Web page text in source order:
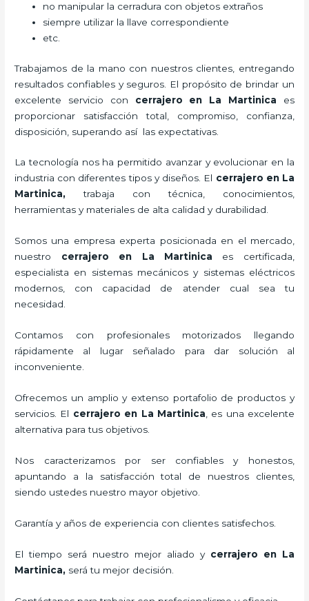
no manipular la cerradura con objetos extraños
siempre utilizar la llave correspondiente
etc.
Trabajamos de la mano con nuestros clientes, entregando
resultados confiables y seguros. El propósito de brindar un
excelente servicio con cerrajero en La Martinica es
proporcionar satisfacción total, compromiso, confianza,
disposición, superando así las expectativas.
La tecnología nos ha permitido avanzar y evolucionar en la
industria con diferentes tipos y diseños. El cerrajero en La
Martinica,trabaja con técnica, conocimientos,
herramientas y materiales de alta calidad y durabilidad.
Somos una empresa experta posicionada en el mercado,
nuestro cerrajero en La Martinica es certificada,
especialista en sistemas mecánicos y sistemas eléctricos
modernos, con capacidad de atender cual sea tu
necesidad.
Contamos con profesionales motorizados llegando
rápidamente al lugar señalado para dar solución al
inconveniente.
Ofrecemos un amplio y extenso portafolio de productos y
servicios. El cerrajero en La Martinica , es una excelente
alternativa para tus objetivos.
Nos caracterizamos por ser confiables y honestos,
apuntando a la satisfacción total de nuestros clientes,
siendo ustedes nuestro mayor objetivo.
Garantía y años de experiencia con clientes satisfechos.
El tiempo será nuestro mejor aliado y cerrajero en La
Martinica, será tu mejor decisión.